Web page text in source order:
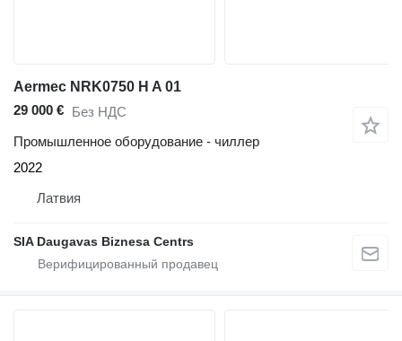
Aermec NRK0750 H A 01
29 000 € Без НДС
Промышленное оборудование - чиллер
2022
Латвия
SIA Daugavas Biznesa Centrs